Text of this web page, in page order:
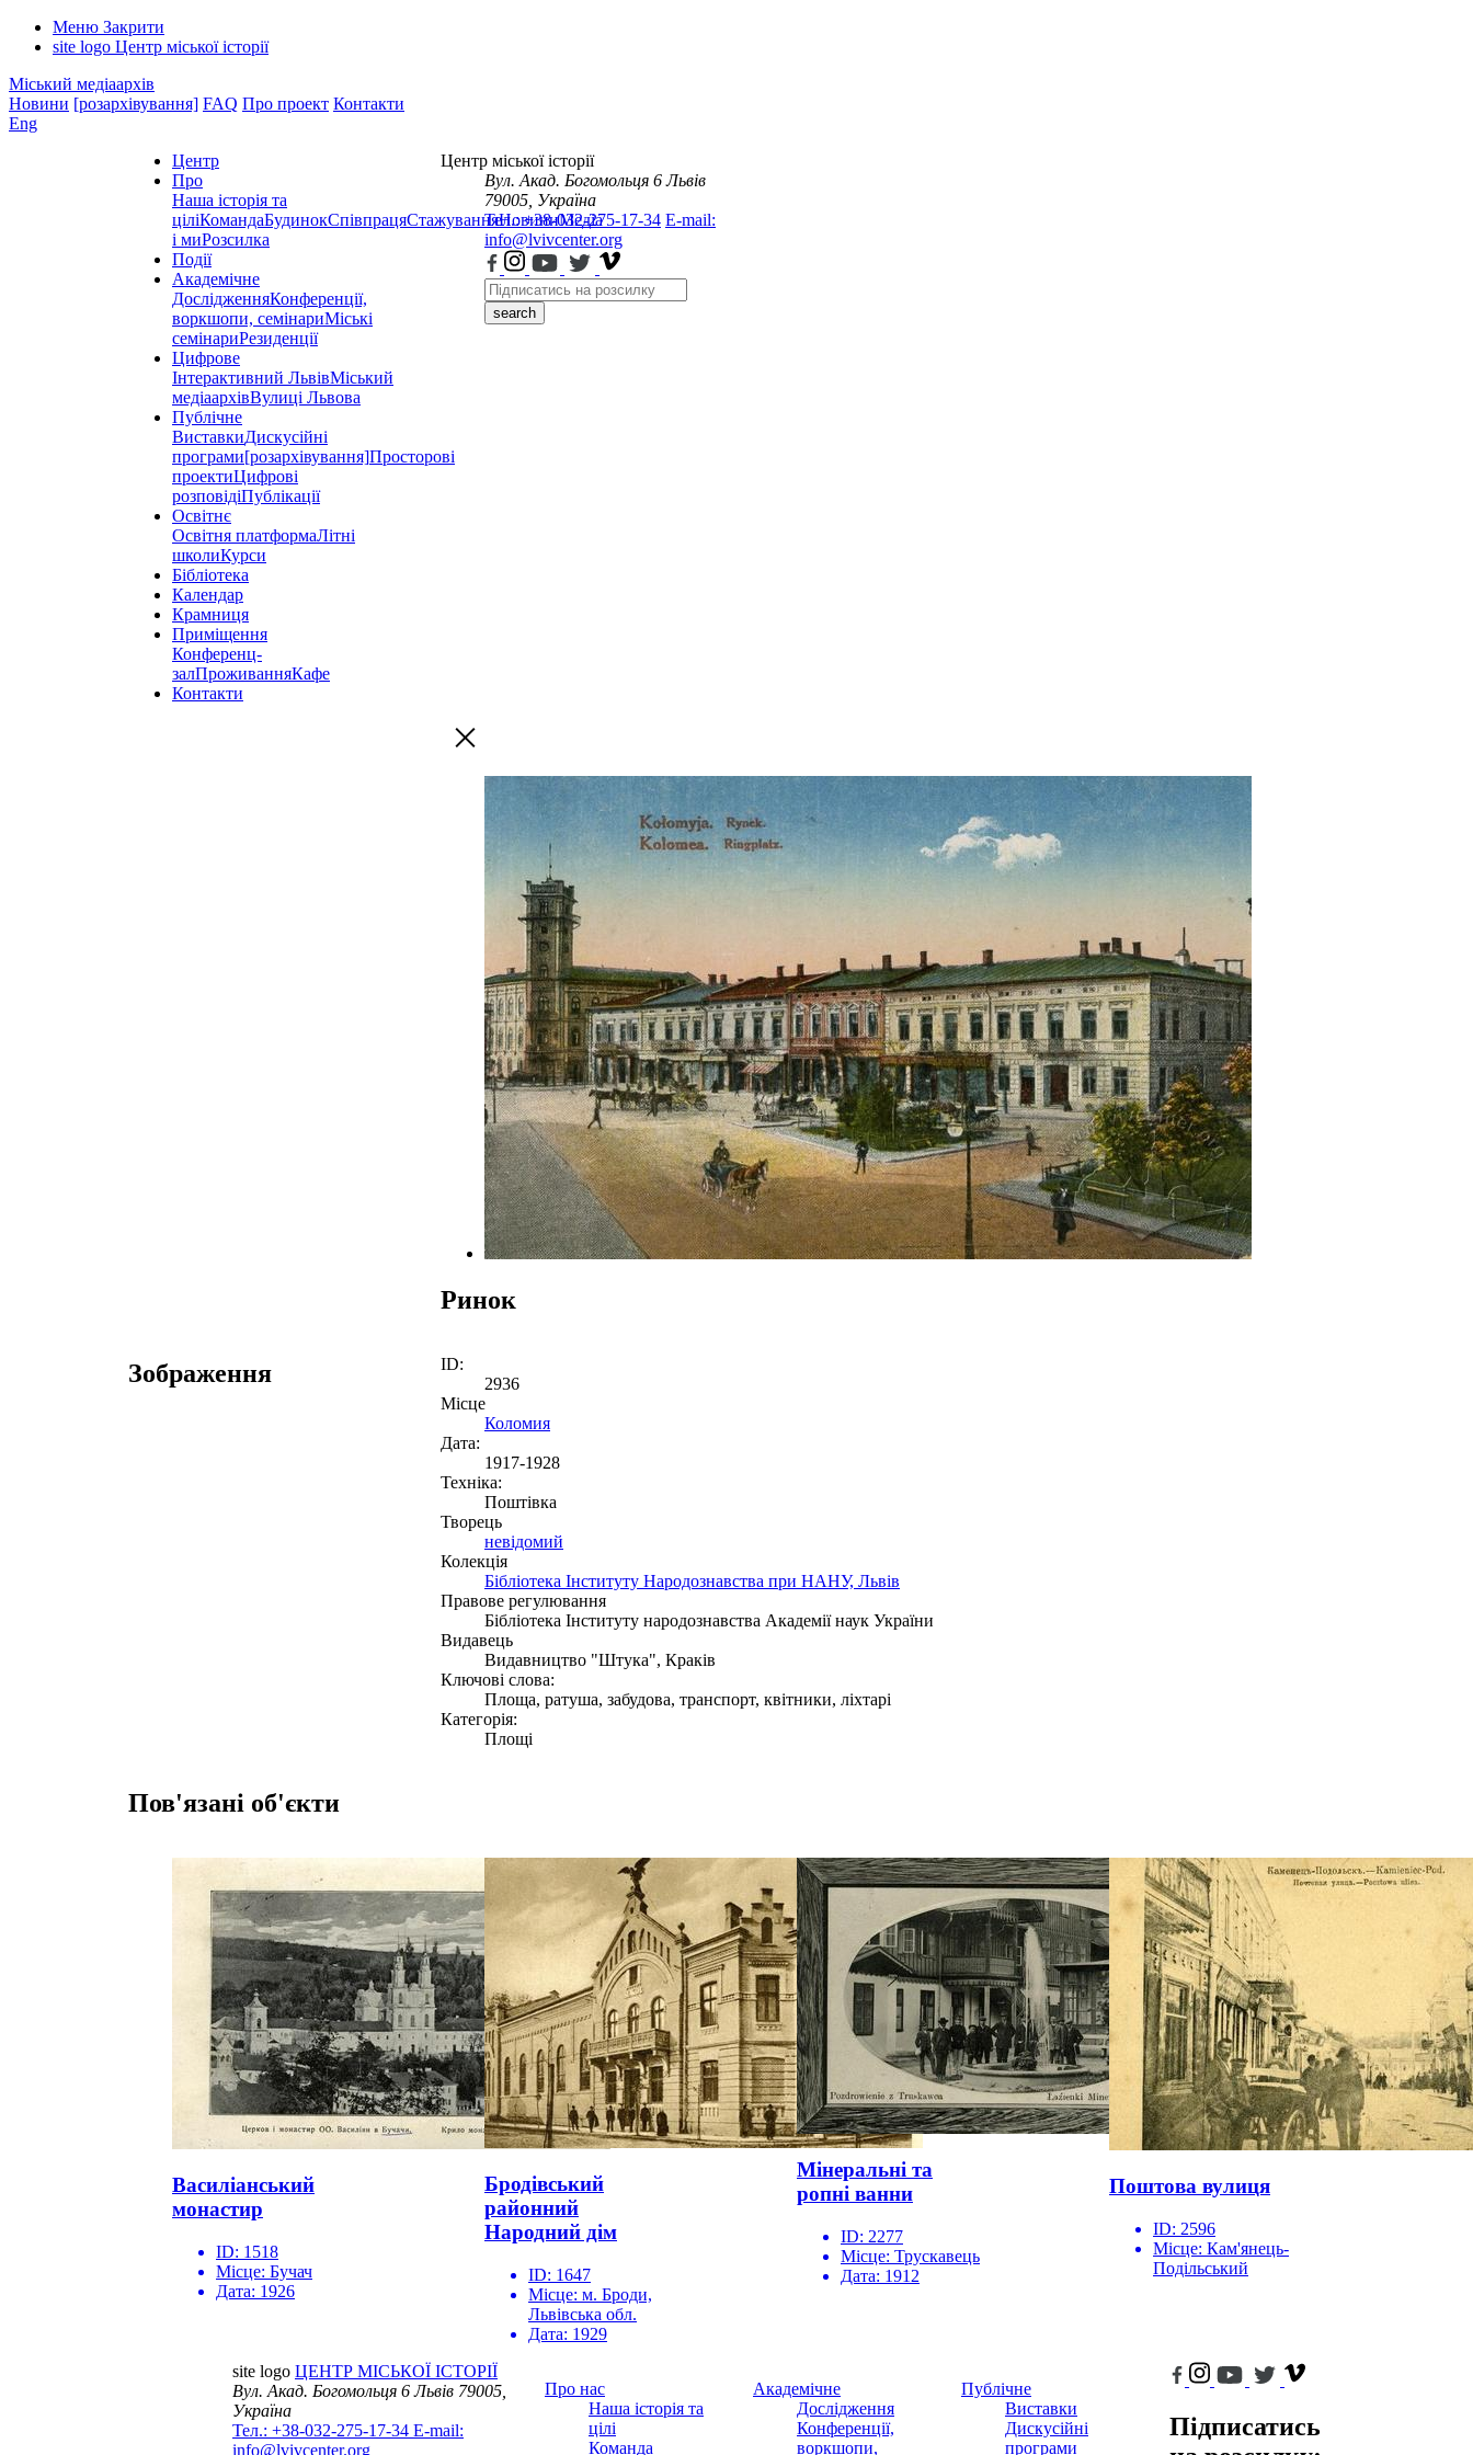
Меню Закрити
site logo Центр міської історії
Міський медіаархів
Новини [розархівування] FAQ Про проект Контакти
Eng
Центр
Про
Наша історія та
ціліКомандаБудинокСпівпрацяСтажуванняНовиниМедіа
і миРозсилка
Події
Академічне
ДослідженняКонференції,
воркшопи, семінариМіські
семінариРезиденції
Цифрове
Інтерактивний ЛьвівМіський
медіаархівВулиці Львова
Публічне
ВиставкиДискусійні
програми[розархівування]Просторові
проектиЦифрові
розповідіПублікації
Освітнє
Освітня платформаЛітні
школиКурси
Бібліотека
Календар
Крамниця
Приміщення
Конференц-
залПроживанняКафе
Контакти
Центр міської історії
Вул. Акад. Богомольця 6 Львів
79005, Україна
Тел.: +38-032-275-17-34 E-mail:
info@lvivcenter.org
search
Ринок
Зображення
ID:
2936
Місце
Коломия
Дата:
1917-1928
Техніка:
Поштівка
Творець
невідомий
Колекція
Бібліотека Інституту Народознавства при НАНУ, Львів
Правове регулювання
Бібліотека Інституту народознавства Академії наук України
Видавець
Видавництво "Штука", Краків
Ключові слова:
Площа, ратуша, забудова, транспорт, квітники, ліхтарі
Категорія:
Площі
Пов'язані об'єкти
Василіанський
монастир
ID: 1518
Місце: Бучач
Дата: 1926
Бродівський
районний
Народний дім
ID: 1647
Місце: м. Броди,
Львівська обл.
Дата: 1929
Мінеральні та
ропні ванни
ID: 2277
Місце: Трускавець
Дата: 1912
Поштова вулиця
ID: 2596
Місце: Кам'янець-
Подільський
site logo ЦЕНТР МІСЬКОЇ ІСТОРІЇ
Вул. Акад. Богомольця 6Львів 79005,
Україна
Тел.: +38-032-275-17-34 E-mail:
info@lvivcenter.org
Про нас
Наша історія та
цілі
Команда
Академічне
Дослідження
Конференції,
воркшопи,
Публічне
Виставки
Дискусійні
програми
Підписатись